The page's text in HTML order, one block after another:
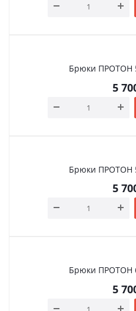
Брюки ПРОТОН
5
Брюки ПРОТОН
5
Брюки ПРОТОН
5